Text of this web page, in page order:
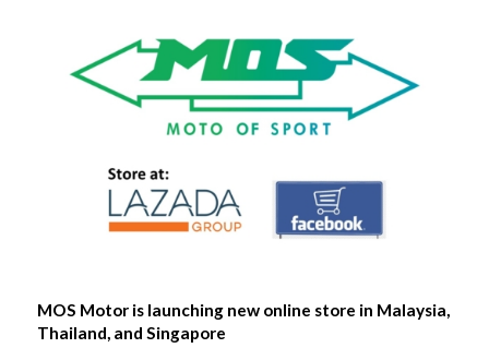
MOS Motor is launching new online store in Malaysia,
Thailand, and Singapore